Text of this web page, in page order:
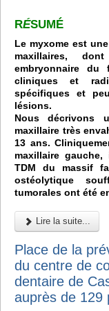
RÉSUMÉ
Le myxome est
maxillaires,
embryonnaire du
cliniques et
spécifiques et
lésions.
Nous décrivons
maxillaire très
13 ans.
maxillaire
TDM du massif
ostéolytique
tumorales ont été
Lire la suite...
Place de la
du centre de
dentaire de
auprès de 129